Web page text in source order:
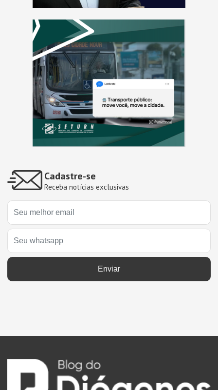
Cadastre-se
Receba notícias exclusivas
Enviar